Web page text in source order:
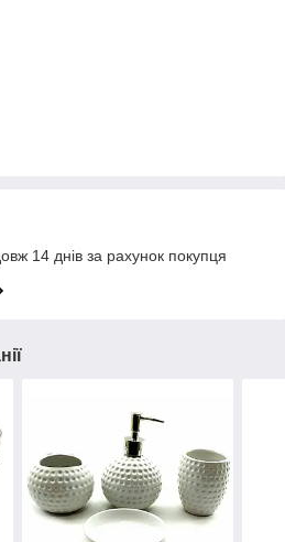
14 днів за рахунок покупця